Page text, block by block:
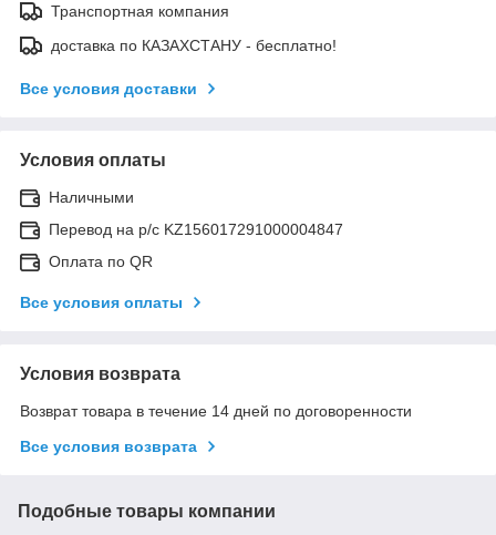
Транспортная компания
доставка по КАЗАХСТАНУ - бесплатно!
Все условия доставки
Условия оплаты
Наличными
Перевод на р/с KZ156017291000004847
Оплата по QR
Все условия оплаты
Условия возврата
Возврат товара в течение 14 дней по договоренности
Все условия возврата
Подобные товары компании